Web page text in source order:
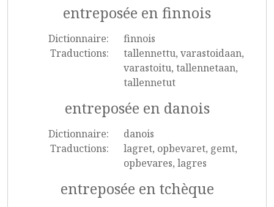
entreposée en finnois
Dictionnaire:
finnois
Traductions:
tallennettu, varastoidaan,
varastoitu, tallennetaan,
tallennetut
entreposée en danois
Dictionnaire:
danois
Traductions:
lagret, opbevaret, gemt,
opbevares, lagres
entreposée en tchèque